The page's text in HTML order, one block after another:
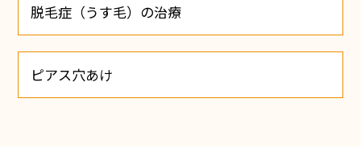
脱毛症（うす毛）の治療
ピアス穴あけ